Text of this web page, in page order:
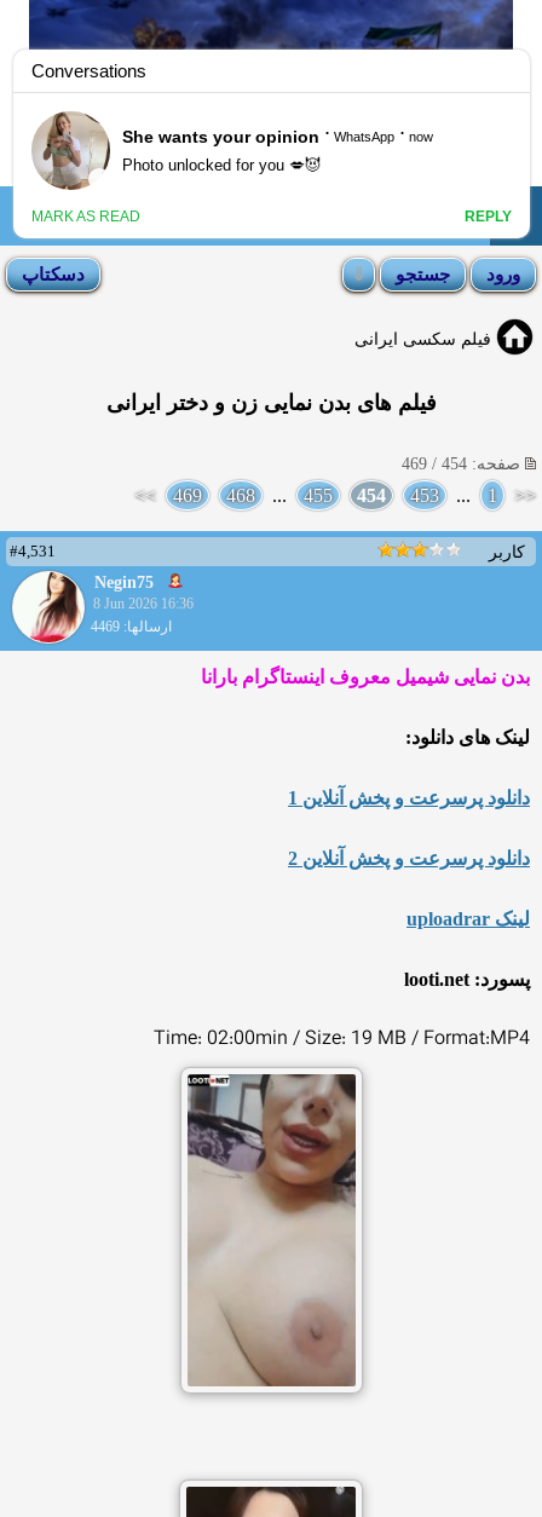
انجمن لوتی ☰
فیلم سکسی ایرانی
فیلم های بدن نمایی زن و دختر ایرانی
صفحه: 454 / 469
<<
1
...
453
454
455
...
468
469
>>
کاربر
#4,531
Negin75
8 Jun 2026 16:36
ارسالها: 4469
بدن نمایی شیمیل معروف اینستاگرام بارانا
لینک های دانلود:
دانلود پرسرعت و پخش آنلاین 1
دانلود پرسرعت و پخش آنلاین 2
لینک uploadrar
پسورد: looti.net
Time: 02:00min / Size: 19 MB / Format:MP4